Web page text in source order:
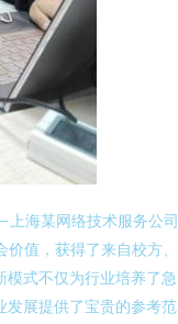
上海某网络技术服务公
价值，获得了来自校方
模式不仅为行业培养了
发展提供了宝贵的参考范